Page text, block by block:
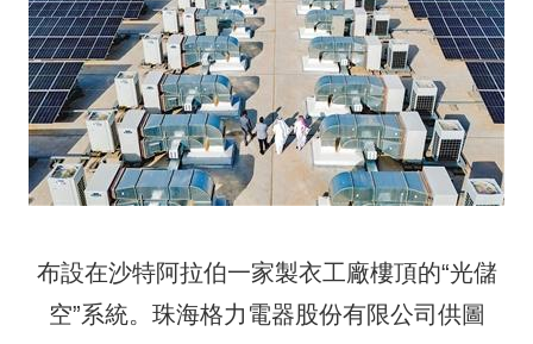
布設在沙特阿拉伯一家製衣工廠樓頂的“光儲
空”系統。珠海格力電器股份有限公司供圖